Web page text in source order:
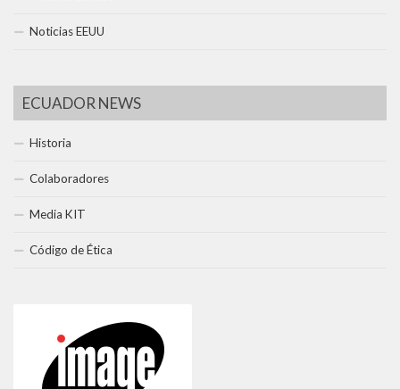
Noticias EEUU
ECUADOR NEWS
Historia
Colaboradores
Media KIT
Código de Ética